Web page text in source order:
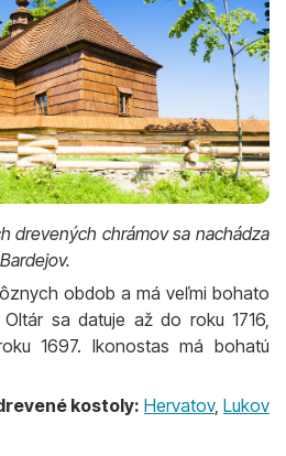
drevených chrámov sa nachádza
obdob a má veľmi bohato
sa datuje až do roku 1716,
1697. Ikonostas má bohatú
kostoly: Hervatov, Lukov